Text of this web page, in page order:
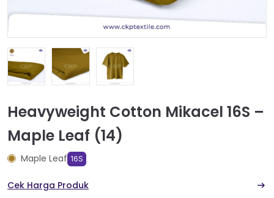
Heavyweight Cotton Mikacel 16S –
Maple Leaf (14)
Maple Leaf 16S
Cek Harga Produk